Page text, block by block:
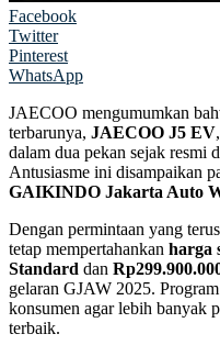
Facebook
Twitter
Pinterest
WhatsApp
JAECOO mengumumkan
terbarunya, JAECOO J5 EV
dalam dua pekan sejak resmi
Antusiasme ini disampaikan
GAIKINDO Jakarta Auto
Dengan permintaan yang
tetap mempertahankan harga
Standard dan
gelaran GJAW 2025.
konsumen agar lebih banyak
terbaik.